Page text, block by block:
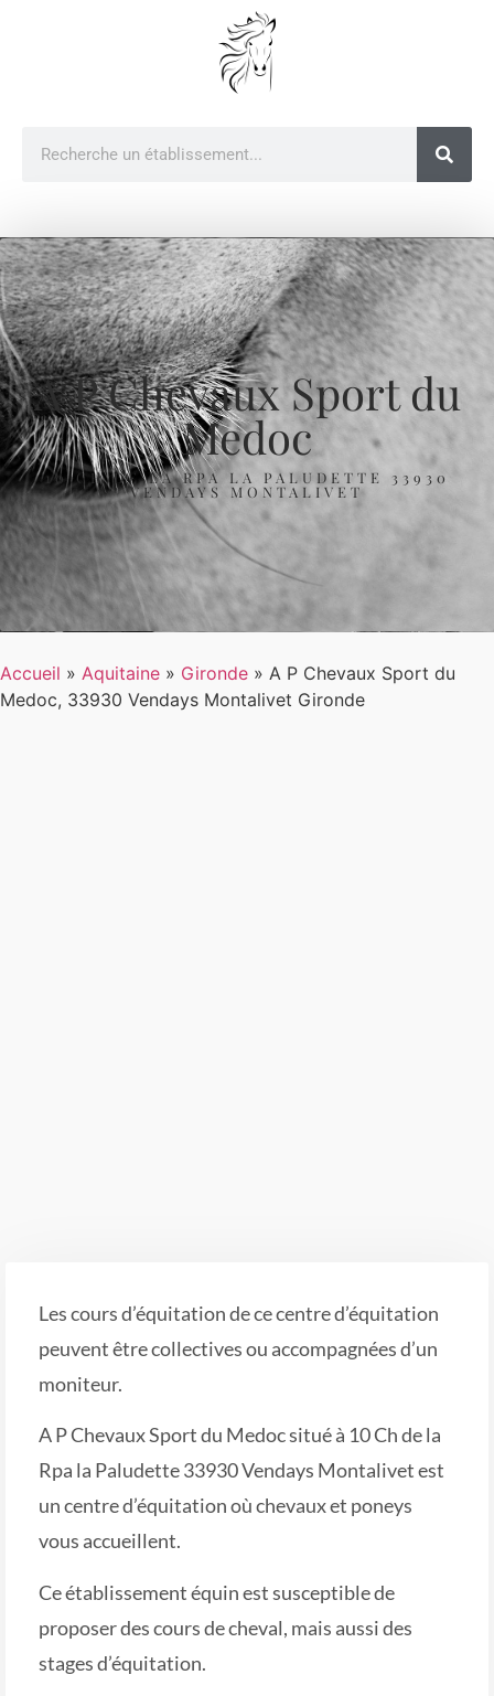
A P Chevaux Sport du
Medoc
10 CH DE LA RPA LA PALUDETTE 33930
VENDAYS MONTALIVET
Accueil » Aquitaine » Gironde » A P Chevaux Sport du
Medoc, 33930 Vendays Montalivet Gironde
Les cours d’équitation de ce centre d’équitation
peuvent être collectives ou accompagnées d’un
moniteur.
A P Chevaux Sport du Medoc situé à 10 Ch de la
Rpa la Paludette 33930 Vendays Montalivet est
un centre d’équitation où chevaux et poneys
vous accueillent.
Ce établissement équin est susceptible de
proposer des cours de cheval, mais aussi des
stages d’équitation.